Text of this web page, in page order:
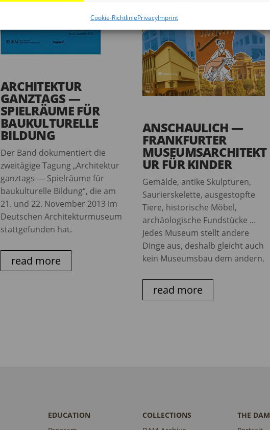
Cookie-RichtliniePrivacyImprint
ARCHITEKTUR
GANZTAGS —
SPIELRÄUME FÜR
BAUKULTURELLE
BILDUNG
Der Band dokumentiert die
zweitägige Tagung „Architektur
ganztags — Spielräume für
baukulturelle Bildung“, die am
21. und 22. November 2013 im
Deutschen Architekturmuseum
stattgefunden hat.
read more
ANSCHAULICH —
FRANKFURTER
MUSEUMSARCHITEKT
UR FÜR KINDER
Gemälde, antike Skulpturen,
Saurierskelette, ausgestopfte
Tiere, historische Möbel,
archäologische Fundstücke ...
Jedes Museum stellt andere
Dinge aus, deshalb gleicht auch
kein Museumsbau dem andern.
read more
EDUCATION
COLLECTIONS
THE DAM